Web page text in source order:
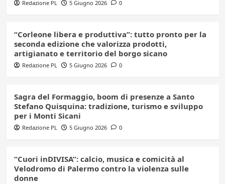
Redazione PL 5 Giugno 2026 0
“Corleone libera e produttiva”: tutto pronto per la
seconda edizione che valorizza prodotti,
artigianato e territorio del borgo sicano
Redazione PL 5 Giugno 2026 0
Sagra del Formaggio, boom di presenze a Santo
Stefano Quisquina: tradizione, turismo e sviluppo
per i Monti Sicani
Redazione PL 5 Giugno 2026 0
“Cuori inDIVISA”: calcio, musica e comicità al
Velodromo di Palermo contro la violenza sulle
donne